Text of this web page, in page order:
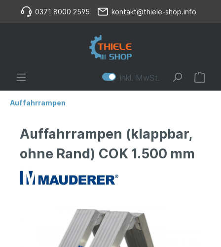
0371 8000 2595 kontakt@thiele-shop.info
inkl. MwSt.
Auffahrrampen
Auffahrrampen (klappbar,
ohne Rand) COK 1.500 mm